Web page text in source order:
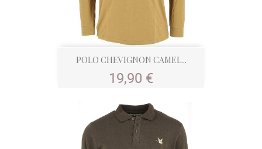
POLO CHEVIGNON CAMEL...
Prix
19,90 €